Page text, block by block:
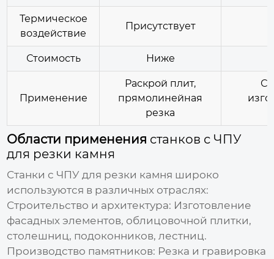
Термическое
воздействие
Присутствует
Стоимость Ниже
Применение
Раскрой плит,
прямолинейная
резка
Области применения станков с ЧПУ
для резки камня
Станки с ЧПУ для резки камня широко
используются в различных отраслях:
Строительство и архитектура: Изготовление
фасадных элементов, облицовочной плитки,
столешниц, подоконников, лестниц.
Производство памятников: Резка и гравировка